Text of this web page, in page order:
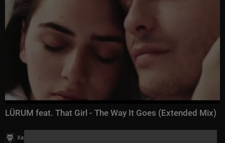
LÜRUM feat. That Girl - The Way It Goes (Extended Mix)
Хаус Рычалкин